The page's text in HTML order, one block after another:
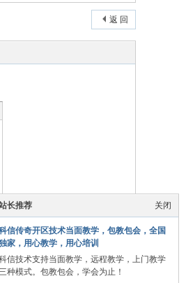
返 回
关闭
长推荐
信传奇开区技术当面教学，包教包会，全国
家，用心教学，用心培训
信技术支持当面教学，远程教学，上门教学
种模式。包教包会，学会为止！
| 手机版 | 小黑屋 科信联众网
in 0.093750 second(s), 23 queries .